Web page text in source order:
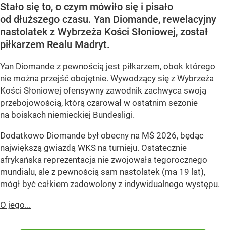
Stało się to, o czym mówiło się i pisało
od dłuższego czasu. Yan Diomande, rewelacyjny
nastolatek z Wybrzeża Kości Słoniowej, został
piłkarzem Realu Madryt.
Yan Diomande z pewnością jest piłkarzem, obok którego
nie można przejść obojętnie. Wywodzący się z Wybrzeża
Kości Słoniowej ofensywny zawodnik zachwyca swoją
przebojowością, którą czarował w ostatnim sezonie
na boiskach niemieckiej Bundesligi.
Dodatkowo Diomande był obecny na MŚ 2026, będąc
największą gwiazdą WKS na turnieju. Ostatecznie
afrykańska reprezentacja nie zwojowała tegorocznego
mundialu, ale z pewnością sam nastolatek (ma 19 lat),
mógł być całkiem zadowolony z indywidualnego występu.
O jego...